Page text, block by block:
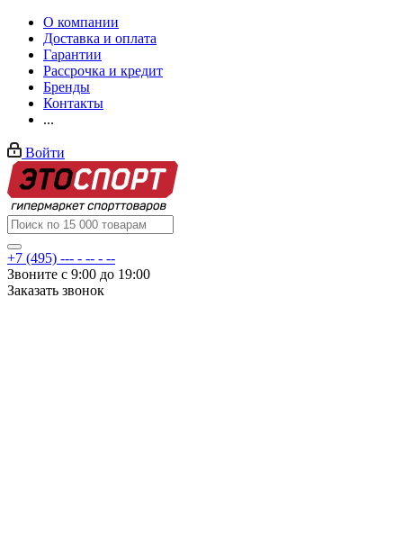
О компании
Доставка и оплата
Гарантии
Рассрочка и кредит
Бренды
Контакты
...
Войти
+7 (495) --- - -- - --
Звоните с 9:00 до 19:00
Заказать звонок